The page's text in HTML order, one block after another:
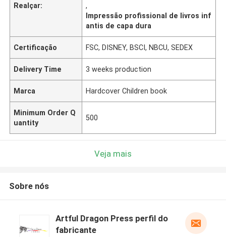
Realçar:
,
Impressão profissional de livros inf
antis de capa dura
Certificação FSC, DISNEY, BSCI, NBCU, SEDEX
Delivery Time 3 weeks production
Marca Hardcover Children book
Minimum Order Q
uantity
500
Veja mais
Sobre nós
Artful Dragon Press perfil do
fabricante